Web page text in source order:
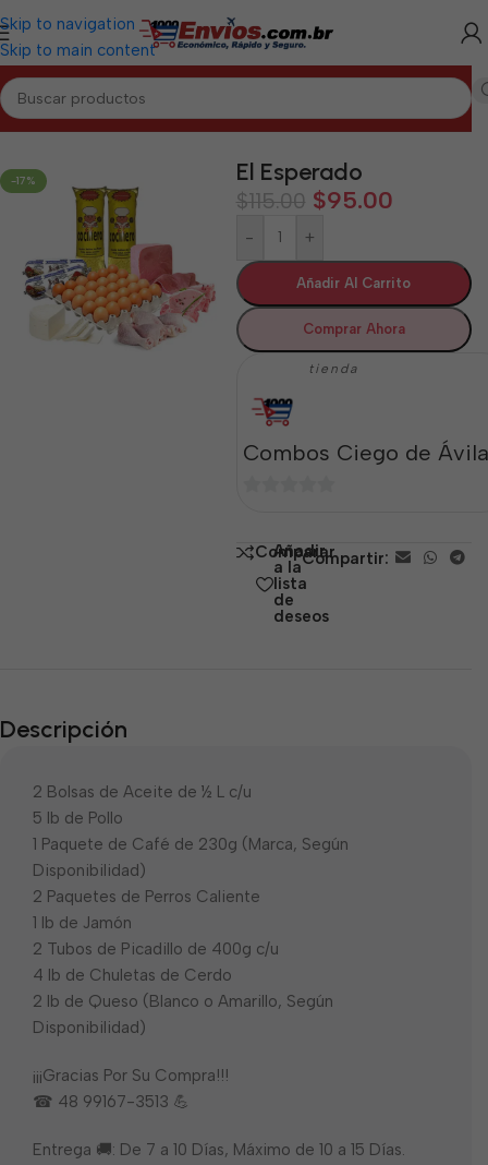
Skip to navigation
Skip to main content
DE ÁVILA/Combos de Alimentos y Mixtos Ciego de Ávila
-17% El Esperado
$115.00 $95.00
- +
Añadir Al Carrito
Comprar Ahora
tienda
Combos Ciego de Ávila
5 Comparar
Añadir
a la
lista
de
deseos
Compartir:
Descripción
2 Bolsas de Aceite de ½ L c/u
5 lb de Pollo
1 Paquete de Café de 230g (Marca, Según
Disponibilidad)
2 Paquetes de Perros Caliente
1 lb de Jamón
2 Tubos de Picadillo de 400g c/u
4 lb de Chuletas de Cerdo
2 lb de Queso (Blanco o Amarillo, Según
Disponibilidad)
¡¡¡Gracias Por Su Compra!!!
☎ 48 99167-3513 💪
Entrega 🚚: De 7 a 10 Días, Máximo de 10 a 15 Días.